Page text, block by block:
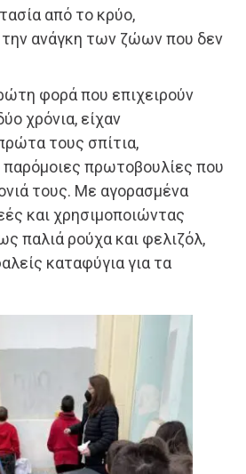
από το κρύο,
την ανάγκη των ζώων που δεν
φορά που επιχειρούν
χρόνια, είχαν
τους σπίτια,
πρωτοβουλίες που
τους. Με αγορασμένα
και χρησιμοποιώντας
παλιά ρούχα και φελιζόλ,
καταφύγια για τα